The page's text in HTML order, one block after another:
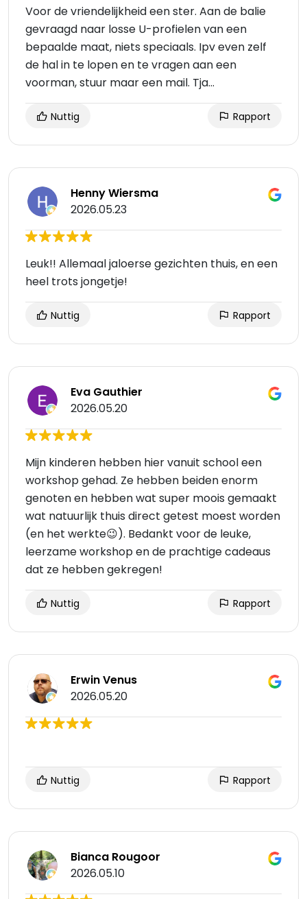
Voor de vriendelijkheid een ster. Aan de balie
gevraagd naar losse U-profielen van een
bepaalde maat, niets speciaals. Ipv even zelf
de hal in te lopen en te vragen aan een
voorman, stuur maar een mail. Tja...
Nuttig Rapport
Henny Wiersma
2026.05.23
Leuk!! Allemaal jaloerse gezichten thuis, en een
heel trots jongetje!
Nuttig Rapport
Eva Gauthier
2026.05.20
Mijn kinderen hebben hier vanuit school een
workshop gehad. Ze hebben beiden enorm
genoten en hebben wat super moois gemaakt
wat natuurlijk thuis direct getest moest worden
(en het werkte😉). Bedankt voor de leuke,
leerzame workshop en de prachtige cadeaus
dat ze hebben gekregen!
Nuttig Rapport
Erwin Venus
2026.05.20
Nuttig Rapport
Bianca Rougoor
2026.05.10